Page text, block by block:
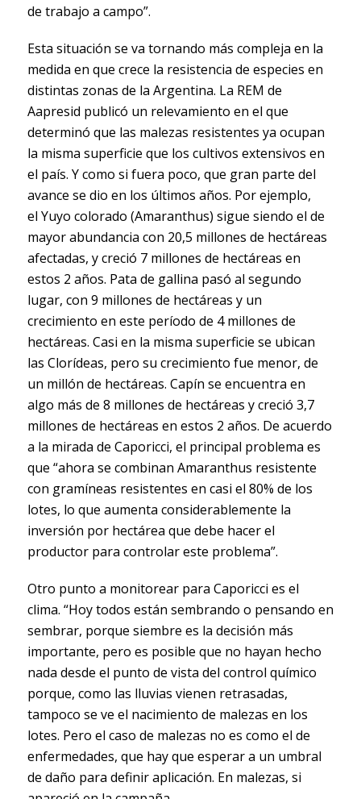
de trabajo a campo”.
Esta situación se va tornando más compleja en la
medida en que crece la resistencia de especies en
distintas zonas de la Argentina. La REM de
Aapresid publicó un relevamiento en el que
determinó que las malezas resistentes ya ocupan
la misma superficie que los cultivos extensivos en
el país. Y como si fuera poco, que gran parte del
avance se dio en los últimos años. Por ejemplo,
el Yuyo colorado (Amaranthus) sigue siendo el de
mayor abundancia con 20,5 millones de hectáreas
afectadas, y creció 7 millones de hectáreas en
estos 2 años. Pata de gallina pasó al segundo
lugar, con 9 millones de hectáreas y un
crecimiento en este período de 4 millones de
hectáreas. Casi en la misma superficie se ubican
las Clorídeas, pero su crecimiento fue menor, de
un millón de hectáreas. Capín se encuentra en
algo más de 8 millones de hectáreas y creció 3,7
millones de hectáreas en estos 2 años. De acuerdo
a la mirada de Caporicci, el principal problema es
que “ahora se combinan Amaranthus resistente
con gramíneas resistentes en casi el 80% de los
lotes, lo que aumenta considerablemente la
inversión por hectárea que debe hacer el
productor para controlar este problema”.
Otro punto a monitorear para Caporicci es el
clima. “Hoy todos están sembrando o pensando en
sembrar, porque siembre es la decisión más
importante, pero es posible que no hayan hecho
nada desde el punto de vista del control químico
porque, como las lluvias vienen retrasadas,
tampoco se ve el nacimiento de malezas en los
lotes. Pero el caso de malezas no es como el de
enfermedades, que hay que esperar a un umbral
de daño para definir aplicación. En malezas, si